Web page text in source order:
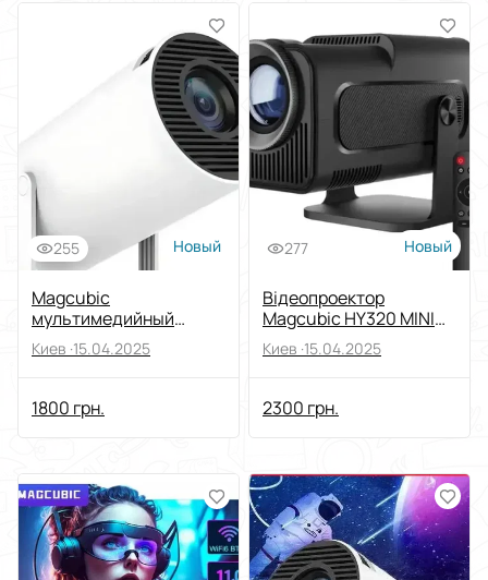
255 Новый
Magcubic
мультимедийный
видеопроектор HY300
Pro для дома
Киев ·15.04.2025
1800 грн.
277 Новый
Відеопроектор
Magcubic HY320 MINI
Міні 4K Full HD 720P.
Киев ·15.04.2025
2300 грн.